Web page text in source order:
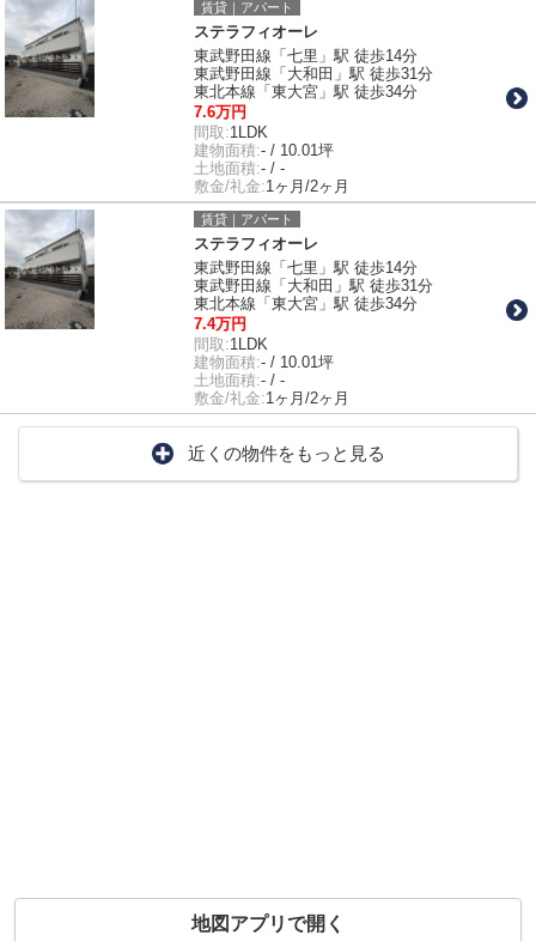
賃貸｜アパート
ステラフィオーレ
東武野田線「七里」駅 徒歩14分
東武野田線「大和田」駅 徒歩31分
東北本線「東大宮」駅 徒歩34分
7.6万円
間取:1LDK
建物面積:- / 10.01坪
土地面積:- / -
敷金/礼金:1ヶ月/2ヶ月
賃貸｜アパート
ステラフィオーレ
東武野田線「七里」駅 徒歩14分
東武野田線「大和田」駅 徒歩31分
東北本線「東大宮」駅 徒歩34分
7.4万円
間取:1LDK
建物面積:- / 10.01坪
土地面積:- / -
敷金/礼金:1ヶ月/2ヶ月
近くの物件をもっと見る
地図アプリで開く